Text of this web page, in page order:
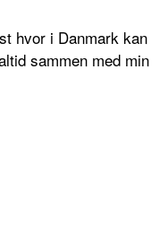
hvor i Danmark kan
sammen med min